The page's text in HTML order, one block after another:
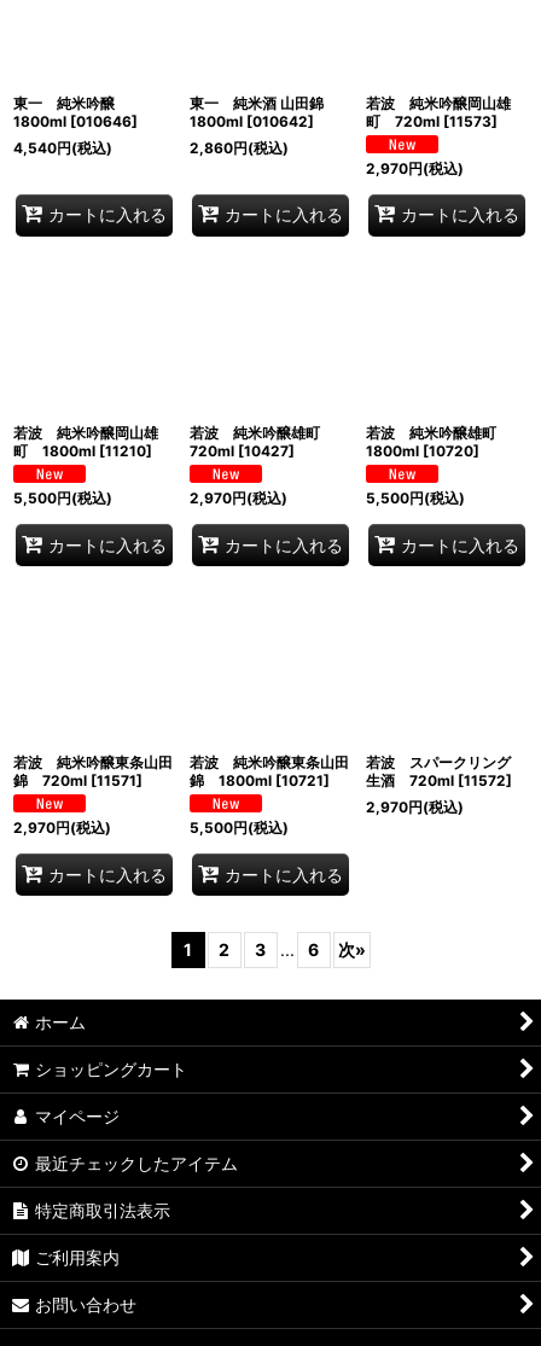
東一 純米吟醸
1800ml [010646]
4,540円(税込)
カートに入れる
東一 純米酒 山田錦
1800ml [010642]
2,860円(税込)
カートに入れる
若波 純米吟醸岡山雄
町 720ml [11573]
2,970円(税込)
カートに入れる
若波 純米吟醸岡山雄
町 1800ml [11210]
5,500円(税込)
カートに入れる
若波 純米吟醸雄町
720ml [10427]
2,970円(税込)
カートに入れる
若波 純米吟醸雄町
1800ml [10720]
5,500円(税込)
カートに入れる
若波 純米吟醸東条山田
錦 720ml [11571]
2,970円(税込)
カートに入れる
若波 純米吟醸東条山田
錦 1800ml [10721]
5,500円(税込)
カートに入れる
若波 スパークリング
生酒 720ml [11572]
2,970円(税込)
1 2 3 ... 6 次»
ホーム
ショッピングカート
マイページ
最近チェックしたアイテム
特定商取引法表示
ご利用案内
お問い合わせ